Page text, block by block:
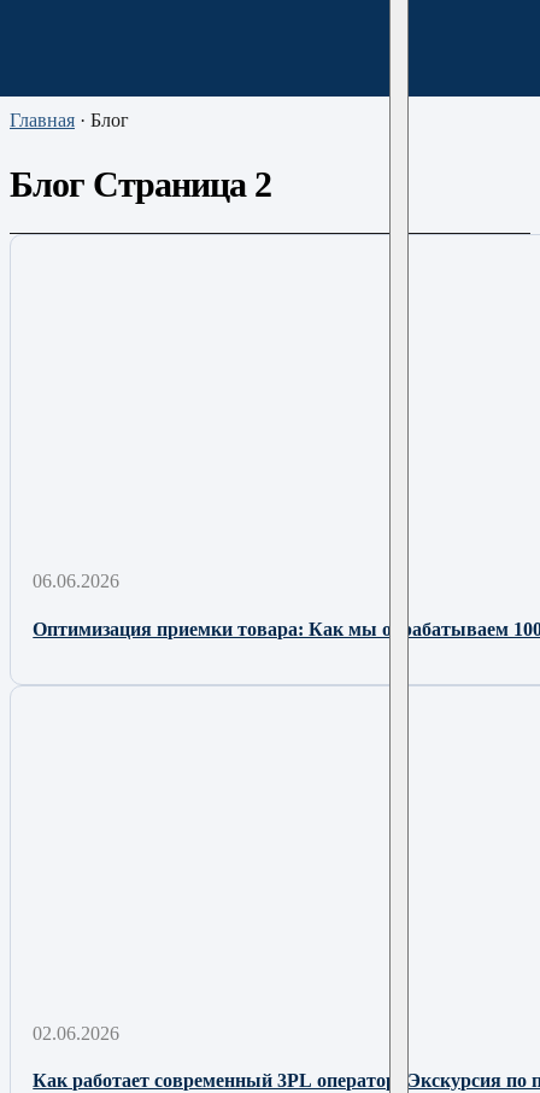
Главная · Блог
Блог Страница 2
06.06.2026
Оптимизация приемки товара: Как мы обрабатываем
02.06.2026
Как работает современный 3PL оператор: Экскурсия по